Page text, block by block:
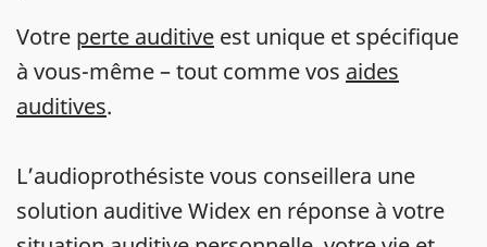
Votre perte auditive est unique et spécifique
à vous-même – tout comme vos aides
auditives.
L’audioprothésiste vous conseillera une
solution auditive Widex en réponse à votre